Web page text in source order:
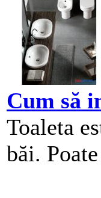
Cum să
Toaleta
băi.